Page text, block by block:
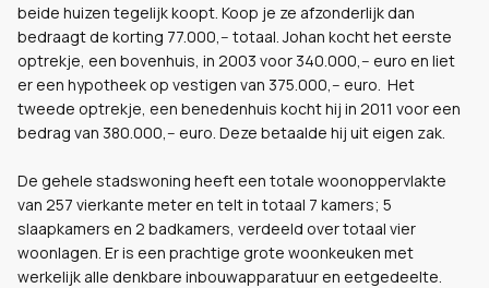
beide huizen tegelijk koopt. Koop je ze afzonderlijk dan
bedraagt de korting 77.000,-- totaal. Johan kocht het eerste
optrekje, een bovenhuis, in 2003 voor 340.000,-- euro en liet
er een hypotheek op vestigen van 375.000,-- euro. Het
tweede optrekje, een benedenhuis kocht hij in 2011 voor een
bedrag van 380.000,-- euro. Deze betaalde hij uit eigen zak.
De gehele stadswoning heeft een totale woonoppervlakte
van 257 vierkante meter en telt in totaal 7 kamers; 5
slaapkamers en 2 badkamers, verdeeld over totaal vier
woonlagen. Er is een prachtige grote woonkeuken met
werkelijk alle denkbare inbouwapparatuur en eetgedeelte.